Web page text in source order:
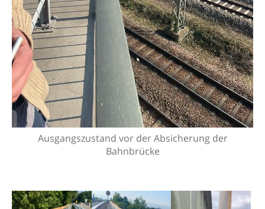
Ausgangszustand vor der Absicherung der
Bahnbrücke